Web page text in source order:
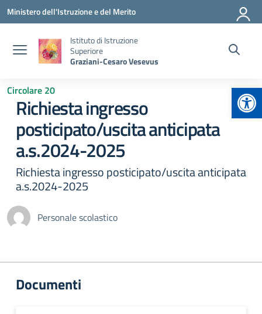
Vai ai contenuti
Vai al menu di navigazione
Vai al footer
Ministero dell'Istruzione e del Merito
Istituto di Istruzione
Superiore
Graziani-Cesaro Vesevus
Circolare 20
Richiesta ingresso
posticipato/uscita anticipata
a.s.2024-2025
Richiesta ingresso posticipato/uscita anticipata
a.s.2024-2025
Personale scolastico
Documenti